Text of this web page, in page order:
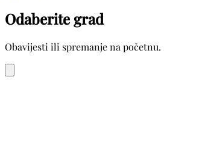
Odaberite grad
Obavijesti ili spremanje na početnu.